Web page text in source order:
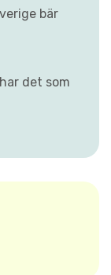
bär
det som